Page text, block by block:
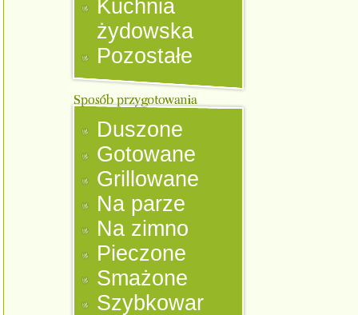
Kuchnia
żydowska
Pozostałe
Duszone
Gotowane
Grillowane
Na parze
Na zimno
Pieczone
Smażone
Szybkowar